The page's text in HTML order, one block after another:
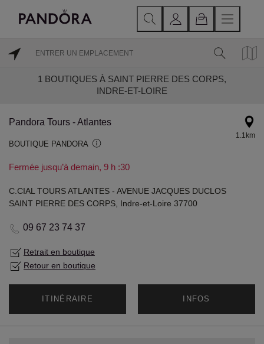
1 BOUTIQUES À SAINT PIERRE DES CORPS,
INDRE-ET-LOIRE
Pandora Tours - Atlantes
BOUTIQUE PANDORA
Fermée jusqu’à demain, 9 h :30
1.1km
C.CIAL TOURS ATLANTES - AVENUE JACQUES DUCLOS
SAINT PIERRE DES CORPS, Indre-et-Loire 37700
09 67 23 74 37
Retrait en boutique
Retour en boutique
ITINÉRAIRE INFOS